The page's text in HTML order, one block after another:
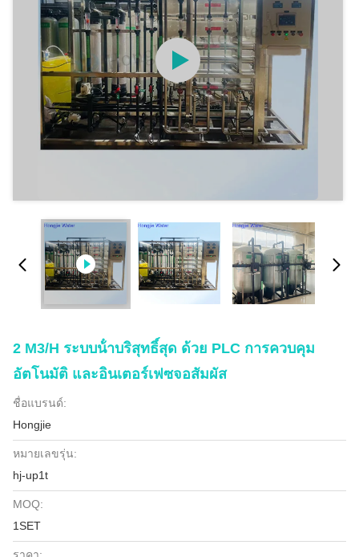
2 M3/h ระบบน้ําบริสุทธิ์สุด ด้วย PLC การควบคุม
อัตโนมัติ และอินเตอร์เฟซจอสัมผัส
ชื่อแบรนด์:
Hongjie
หมายเลขรุ่น:
hj-up1t
MOQ:
1SET